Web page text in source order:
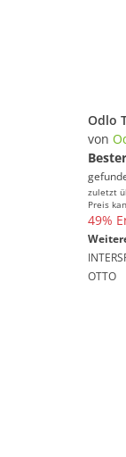
von
zuletzt
Preis
49%
OTTO